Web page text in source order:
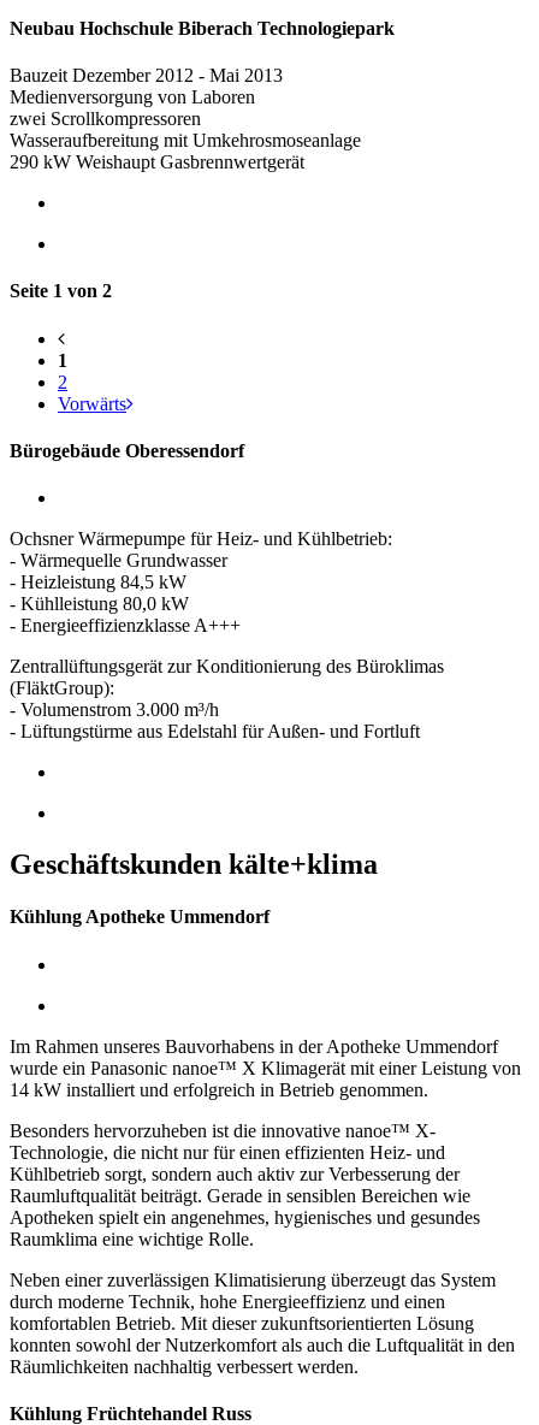
Neubau Hochschule Biberach Technologiepark
Bauzeit Dezember 2012 - Mai 2013
Medienversorgung von Laboren
zwei Scrollkompressoren
Wasseraufbereitung mit Umkehrosmoseanlage
290 kW Weishaupt Gasbrennwertgerät
Seite 1 von 2
1
2
Vorwärts
Bürogebäude Oberessendorf
Ochsner Wärmepumpe für Heiz- und Kühlbetrieb:
- Wärmequelle Grundwasser
- Heizleistung 84,5 kW
- Kühlleistung 80,0 kW
- Energieeffizienzklasse A+++
Zentrallüftungsgerät zur Konditionierung des Büroklimas
(FläktGroup):
- Volumenstrom 3.000 m³/h
- Lüftungstürme aus Edelstahl für Außen- und Fortluft
Geschäftskunden kälte+klima
Kühlung Apotheke Ummendorf
Im Rahmen unseres Bauvorhabens in der Apotheke Ummendorf
wurde ein Panasonic nanoe™ X Klimagerät mit einer Leistung von
14 kW installiert und erfolgreich in Betrieb genommen.
Besonders hervorzuheben ist die innovative nanoe™ X-
Technologie, die nicht nur für einen effizienten Heiz- und
Kühlbetrieb sorgt, sondern auch aktiv zur Verbesserung der
Raumluftqualität beiträgt. Gerade in sensiblen Bereichen wie
Apotheken spielt ein angenehmes, hygienisches und gesundes
Raumklima eine wichtige Rolle.
Neben einer zuverlässigen Klimatisierung überzeugt das System
durch moderne Technik, hohe Energieeffizienz und einen
komfortablen Betrieb. Mit dieser zukunftsorientierten Lösung
konnten sowohl der Nutzerkomfort als auch die Luftqualität in den
Räumlichkeiten nachhaltig verbessert werden.
Kühlung Früchtehandel Russ